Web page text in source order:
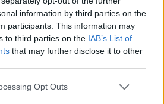
information by third parties on the
participants. This information may
to third parties on the IAB’s List of
that may further disclose it to other
Opt Outs
Według bukmacherów może
gwieździe.
że notowania
przewidywaniami
i typach graczy
, a nie